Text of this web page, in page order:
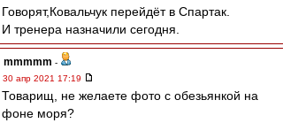
Говорят,Ковальчук перейдёт в Спартак.
И тренера назначили сегодня.
mmmmm -
30 апр 2021 17:19
Товарищ, не желаете фото с обезьянкой на
фоне моря?